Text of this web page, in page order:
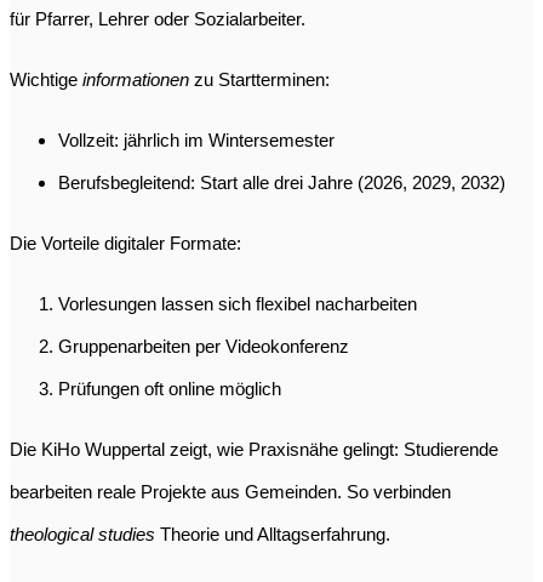
für Pfarrer, Lehrer oder Sozialarbeiter.
Wichtige informationen zu Startterminen:
Vollzeit: jährlich im Wintersemester
Berufsbegleitend: Start alle drei Jahre (2026, 2029, 2032)
Die Vorteile digitaler Formate:
Vorlesungen lassen sich flexibel nacharbeiten
Gruppenarbeiten per Videokonferenz
Prüfungen oft online möglich
Die KiHo Wuppertal zeigt, wie Praxisnähe gelingt: Studierende
bearbeiten reale Projekte aus Gemeinden. So verbinden
theological studies Theorie und Alltagserfahrung.